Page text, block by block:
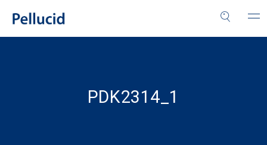
PDK2314_1